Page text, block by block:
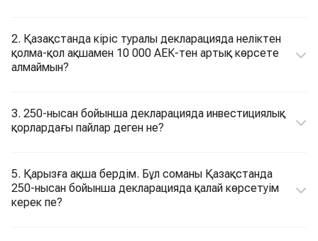
2. Қазақстанда кіріс туралы декларацияда неліктен
қолма-қол ақшамен 10 000 АЕК-тен артық көрсете
алмаймын?
3. 250-нысан бойынша декларацияда инвестициялық
қорлардағы пайлар деген не?
5. Қарызға ақша бердім. Бұл соманы Қазақстанда
250-нысан бойынша декларацияда қалай көрсетуім
керек пе?